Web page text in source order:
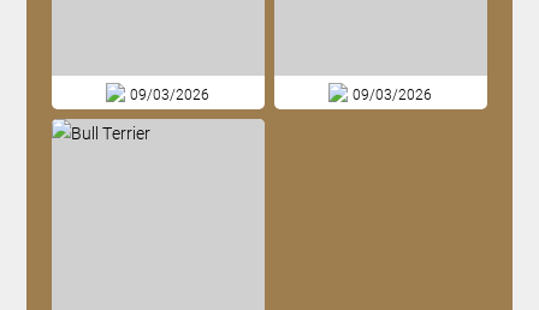
09/03/2026 09/03/2026